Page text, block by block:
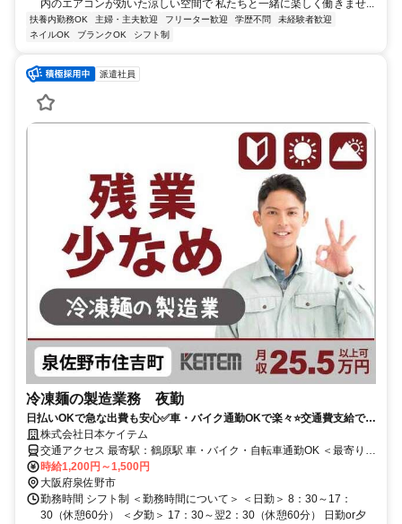
内のエアコンが効いた涼しい空間で 私たちと一緒に楽しく働きませ...
扶養内勤務OK 主婦・主夫歓迎 フリーター歓迎 学歴不問
未経験者歓迎
ネイルOK
ブランクOK シフト制
派遣社員
冷凍麺の製造業務 夜勤
日払いOKで急な出費も安心✅車・バイク通勤OKで楽々⭐交通費支給でお
財布に優しい✨＜未経験スタート大歓迎！＞履歴書不要＊即応募OK！
株式会社日本ケイテム
交通アクセス 最寄駅：鶴原駅 車・バイク・自転車通勤OK ＜最寄り駅
からのアクセス＞ ★南海電気鉄道 南海本線「鶴原」駅より車6分 ＜
近隣アクセス＞ 「セブンイレブン泉佐野住吉町店」より車6分
時給1,200円～1,500円
大阪府泉佐野市
勤務時間 シフト制 ＜勤務時間について＞ ＜日勤＞ 8：30～17：
30（休憩60分） ＜夕勤＞ 17：30～翌2：30（休憩60分） 日勤or夕